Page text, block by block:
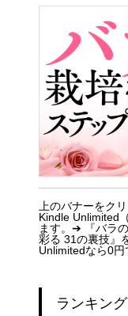
ー
上のバナーをク
Kindle Unlimited
ます。➔
『バラ
彩る 31の裏技』
Unlimitedなら0円
ランキング